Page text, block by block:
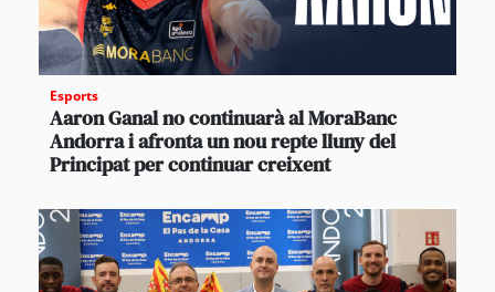
Esports
Aaron Ganal no continuarà al MoraBanc
Andorra i afronta un nou repte lluny del
Principat per continuar creixent